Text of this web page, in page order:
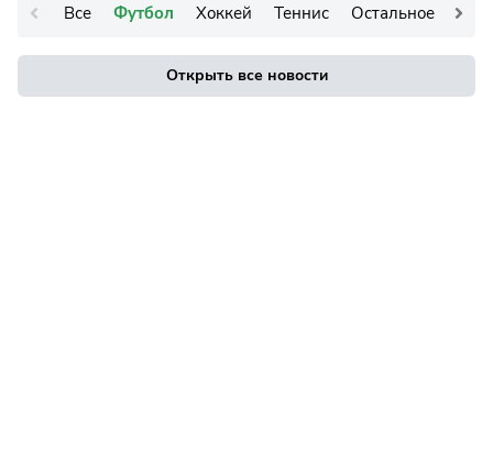
Все Футбол Хоккей Теннис Остальное
Открыть все новости